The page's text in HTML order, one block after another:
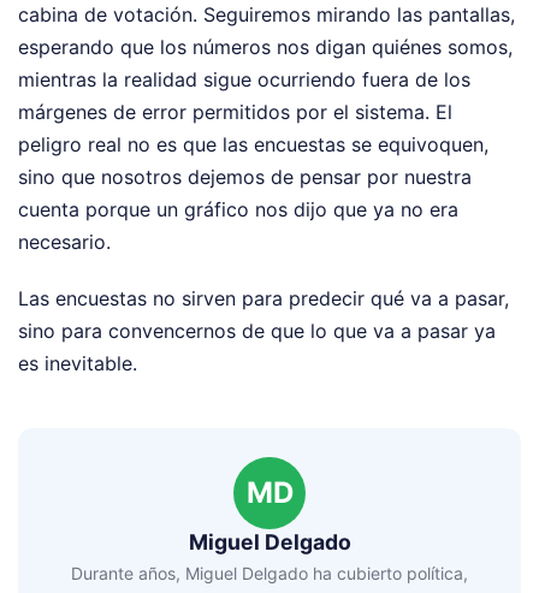
cabina de votación. Seguiremos mirando las pantallas,
esperando que los números nos digan quiénes somos,
mientras la realidad sigue ocurriendo fuera de los
márgenes de error permitidos por el sistema. El
peligro real no es que las encuestas se equivoquen,
sino que nosotros dejemos de pensar por nuestra
cuenta porque un gráfico nos dijo que ya no era
necesario.
Las encuestas no sirven para predecir qué va a pasar,
sino para convencernos de que lo que va a pasar ya
es inevitable.
MD
Miguel Delgado
Durante años, Miguel Delgado ha cubierto política,